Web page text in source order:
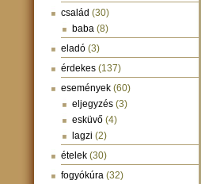
család (30)
baba (8)
eladó (3)
érdekes (137)
események (60)
eljegyzés (3)
esküvő (4)
lagzi (2)
ételek (30)
fogyókúra (32)